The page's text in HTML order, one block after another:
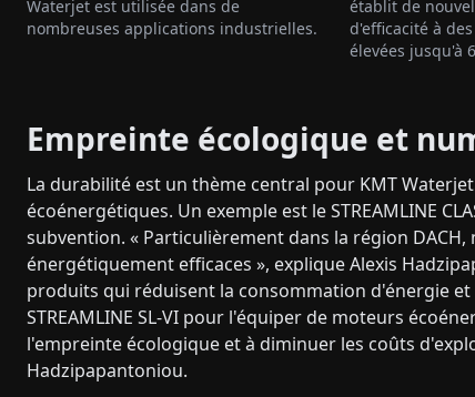
Waterjet est utilisée dans de
nombreuses applications industrielles.
établit de
d'efficacité à
élevées jusqu'à
Empreinte écologique et
La durabilité est un thème central pour KMT
écoénergétiques. Un exemple est le STREAMLINE
subvention. « Particulièrement dans la région
énergétiquement efficaces », explique Alexis
produits qui réduisent la consommation d'énergie
STREAMLINE SL-VI pour l'équiper de moteurs
l'empreinte écologique et à diminuer les coûts
Hadzipapantoniou.